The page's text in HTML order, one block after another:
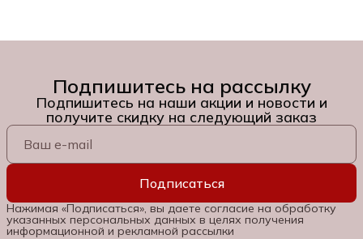
Подпишитесь на рассылку
Подпишитесь на наши акции и новости и
получите скидку на следующий заказ
Подписаться
Нажимая «Подписаться», вы даете согласие на обработку
указанных персональных данных в целях получения
информационной и рекламной рассылки